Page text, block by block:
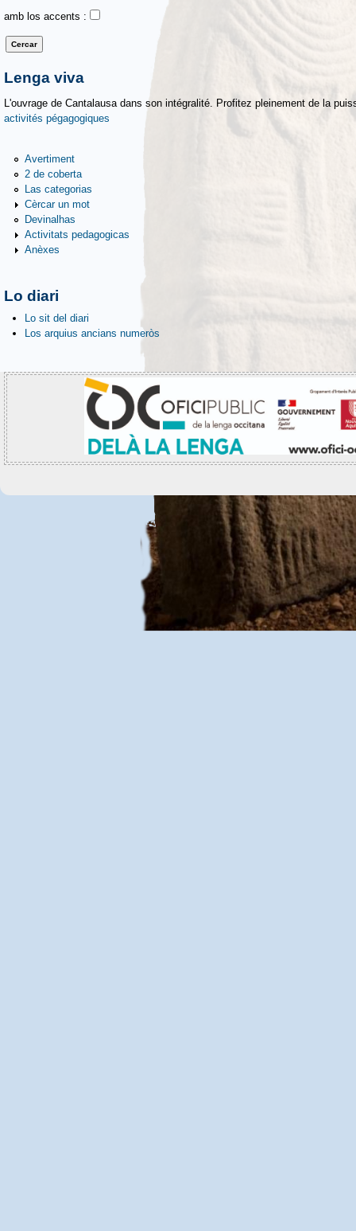
amb los accents :
Lenga viva
L'ouvrage de Cantalausa dans son intégralité. Profitez pleinement de la
activités pégagogiques
Avertiment
2 de coberta
Las categorias
Cèrcar un mot
Devinalhas
Activitats pedagogicas
Anèxes
Lo diari
Lo sit del diari
Los arquius ancians numeròs